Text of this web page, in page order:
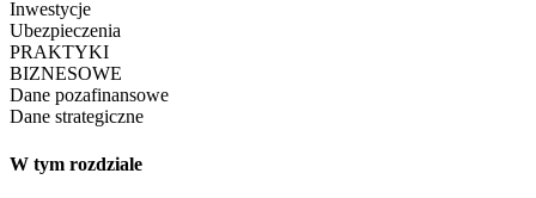
Inwestycje
Ubezpieczenia
PRAKTYKI
BIZNESOWE
Dane pozafinansowe
Dane strategiczne
W tym rozdziale